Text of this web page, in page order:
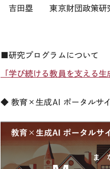
吉田塁 東京財団政策研究
■研究プログラムについて
「学び続ける教員を支える生
◆ 教育×生成AI ポータルサ